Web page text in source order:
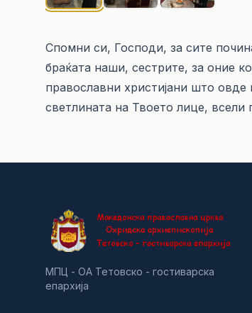
Спомни си, Господи, за сите
браќата наши, сестрите, за оние
православни христијани што
светлината на Твоето лице,
МПЦ - ОА Тетовско - гостиварска
епархија